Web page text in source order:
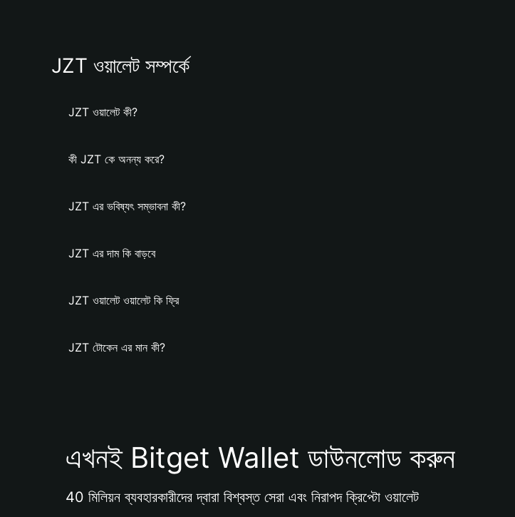
JZT ওয়ালেট সম্পর্কে
JZT ওয়ালেট কী?
কী JZT কে অনন্য করে?
JZT এর ভবিষ্যৎ সম্ভাবনা কী?
JZT এর দাম কি বাড়বে
JZT ওয়ালেট ওয়ালেট কি ফ্রি
JZT টোকেন এর মান কী?
এখনই Bitget Wallet ডাউনলোড করুন
40 মিলিয়ন ব্যবহারকারীদের দ্বারা বিশ্বস্ত সেরা এবং নিরাপদ ক্রিপ্টো ওয়ালেট